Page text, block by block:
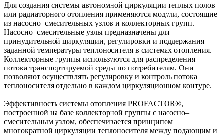
Для создания системы автономной циркуляции теплых полов
или радиаторного отопления применяются модули, состоящие
из насосно–смесительных узлов и коллекторных групп.
Насосно–смесительные узлы предназначены для
принудительной циркуляции, регулировки и поддержания
заданной температуры теплоносителя в системах отопления.
Коллекторные группы используются для распределения
потока транспортируемой среды по потребителям. Они
позволяют осуществлять регулировку и контроль потока
теплоносителя отдельно в каждом циркуляционном контуре.
Эффективность системы отопления PROFACTOR®,
построенной на базе коллекторной группы с насосно–
смесительным узлом, обеспечивается принципом
многократной циркуляции теплоносителя между подающим и